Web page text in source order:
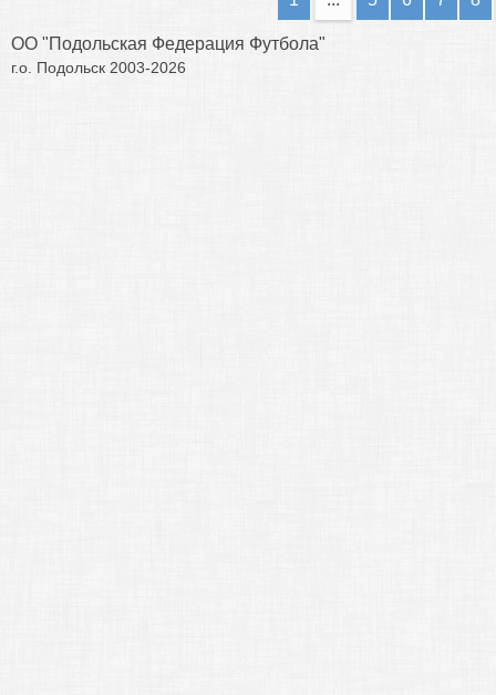
ОО "Подольская Федерация Футбола"
г.о. Подольск 2003-2026